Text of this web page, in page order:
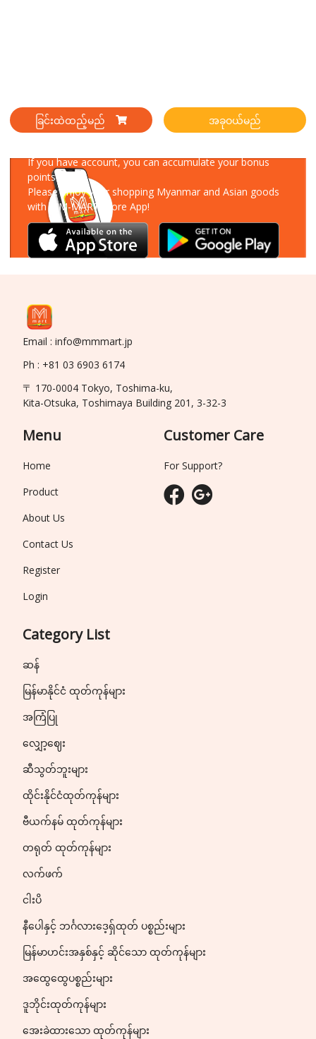
ခြင်းထဲထည့်မည် အခုဝယ်မည်
If you have account, you can accumulate your bonus
points!
Please enjoy your shopping Myanmar and Asian goods
with MM-MART Store App!
Email : info@mmmart.jp
Ph : +81 03 6903 6174
〒 170-0004 Tokyo, Toshima-ku,
Kita-Otsuka, Toshimaya Building 201, 3-32-3
Menu
Home
Product
About Us
Contact Us
Register
Login
Category List
ဆန်
မြန်မာနိုင်ငံ ထုတ်ကုန်များ
အကြံပြု
လျှော့ဈေး
ဆီသွတ်ဘူးများ
ထိုင်းနိုင်ငံထုတ်ကုန်များ
ဗီယက်နမ် ထုတ်ကုန်များ
တရုတ် ထုတ်ကုန်များ
လက်ဖက်
ငါးပိ
နီပေါနှင့် ဘင်္ဂလားဒေ့ရှ်ထုတ် ပစ္စည်းများ
မြန်မာဟင်းအနှစ်နှင့် ဆိုင်သော ထုတ်ကုန်များ
အထွေထွေပစ္စည်းများ
ဒူဘိုင်းထုတ်ကုန်များ
အေးခဲထားသော ထုတ်ကုန်များ
Customer Care
For Support?